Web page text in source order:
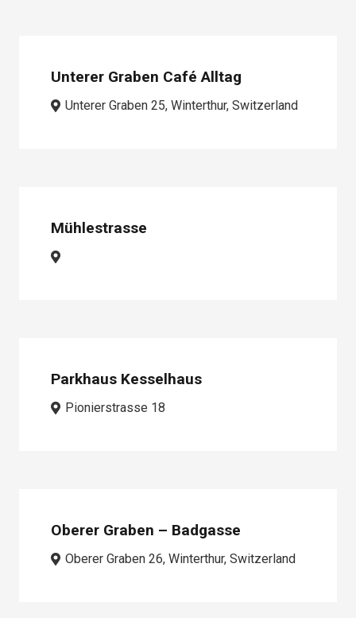
Unterer Graben Café Alltag
Unterer Graben 25, Winterthur, Switzerland
Mühlestrasse
Parkhaus Kesselhaus
Pionierstrasse 18
Oberer Graben – Badgasse
Oberer Graben 26, Winterthur, Switzerland